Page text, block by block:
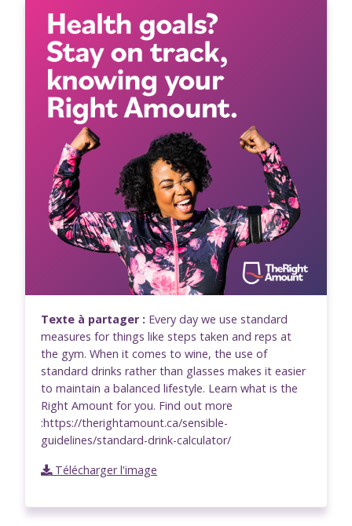
Texte à partager : Every day we use standard
measures for things like steps taken and reps at
the gym. When it comes to wine, the use of
standard drinks rather than glasses makes it easier
to maintain a balanced lifestyle. Learn what is the
Right Amount for you. Find out more
:https://therightamount.ca/sensible-
guidelines/standard-drink-calculator/
Télécharger l'image